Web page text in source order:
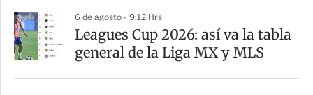
a
r
t
6 de agosto - 9:12 Hrs
Leagues Cup 2026: así va la tabla
general de la Liga MX y MLS